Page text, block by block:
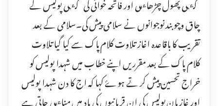
چاق وچوبند نوجوانوں نے سلامی پیش کی۔سلامی کے بعد
تقریب کا باقاعدہ اغاز تلاوت کلام پاک سے کیا گیا تلاوت
کلام پاک کے بعد مقرریں اپنے خطاب میں شہدا پولیس کو
خراج تحسین پیش کر تے ہوۓ کہا کہ اج کا دن شہدا پولیس
اور غازیان پولیس کی ان قر بانیوں کی یاد میں مناٸی جاتی ہے